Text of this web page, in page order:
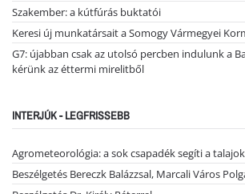
Szakember: a kútfúrás buktatói
Keresi új munkatársait a Somogy Vármegyei
G7: újabban csak az utolsó percben indulunk a
kérünk az éttermi mirelitből
INTERJÚK - LEGFRISSEBB
Agrometeorológia: a sok csapadék segíti a
Beszélgetés Bereczk Balázzsal, Marcali Város